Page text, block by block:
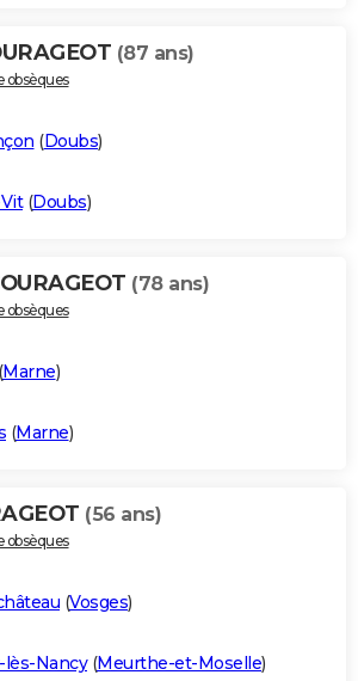
(87 ans)
obsèques
(Doubs)
(Doubs)
(78 ans)
obsèques
(Marne)
(Marne)
(56 ans)
obsèques
(Vosges)
lès-Nancy(Meurthe-et-Moselle)